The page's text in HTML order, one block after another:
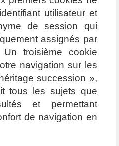
utilisateur et
de session qui
assignés par
troisième cookie
navigation sur les
succession »,
tous les sujets que
et permettant
de navigation en